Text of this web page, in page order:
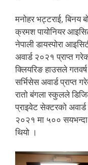
मनोहर भट्टराई, बिनय
क्रमश पायोनियर
नेपाली डायस्पोरा
अवार्ड २०२१ प्राप्त
क्लियरिङ हाउसले
सर्भिसेस अवार्ड प्राप्त
रातो बंगला स्कुलले
प्राइवेट सेक्टरको
२०२१ मा ५००
थियो ।